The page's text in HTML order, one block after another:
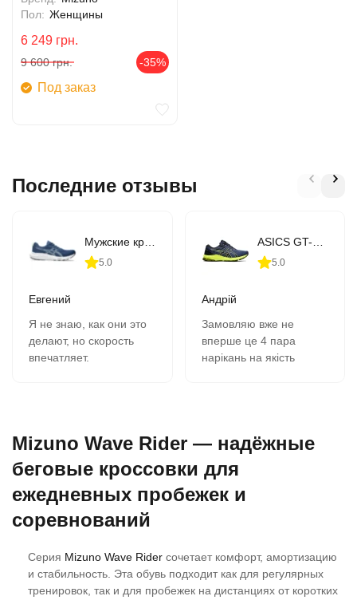
Пол: Женщины
6 249 грн.
9 600 грн. -35%
Под заказ
Последние отзывы
5.0
Евгений
Я не знаю, как они это
делают, но скорость
впечатляет.
К качеству никаких
полёт нормальный.
Сегодня заказываю
четвёртую пару.
5.0
Андрій
Замовляю вже не
вперше це 4 пара
нарікань на якість
отримав всім
рекомендую.
Mizuno Wave Rider — надёжные
беговые кроссовки для
ежедневных пробежек и
соревнований
Серия Mizuno Wave Rider сочетает комфорт, амортизацию
и стабильность. Эта обувь подходит как для регулярных
тренировок, так и для пробежек на дистанциях от коротких